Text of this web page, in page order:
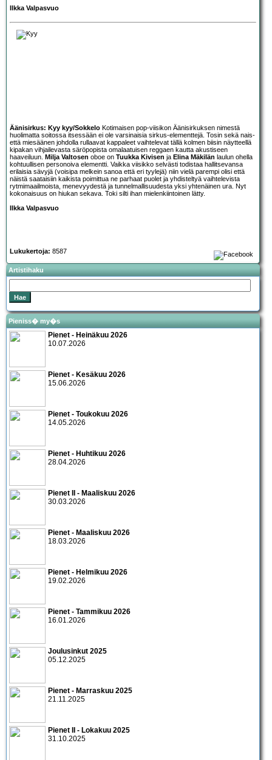
Ilkka Valpasvuo
Äänisirkus: Kyy kyy/Sokkelo Kotimaisen pop-viisikon Äänisirkuksen nimestä
huolimatta soitossa itsessään ei ole varsinaisia sirkus-elementtejä. Tosin sekä nais-
että miesäänen johdolla rullaavat kappaleet vaihtelevat tällä kolmen biisin näytteellä
kipakan vihjailevasta säröpopista omalaatuisen reggaen kautta akustiseen
haaveiluun. Milja Valtosen oboe on Tuukka Kivisen ja Elina Mäkilän laulun ohella
kohtuullisen personoiva elementti. Vaikka viisikko selvästi todistaa hallitsevansa
erilaisia sävyjä (voisipa melkein sanoa että eri tyylejä) niin vielä parempi olisi että
näistä saataisiin kaikista poimittua ne parhaat puolet ja yhdisteltyä vaihtelevista
rytmimaailmoista, menevyydestä ja tunnelmallisuudesta yksi yhtenäinen ura. Nyt
kokonaisuus on hiukan sekava. Toki silti ihan mielenkiintoinen lätty.
Ilkka Valpasvuo
Lukukertoja: 8587
Artistihaku
Pieniss� my�s
Pienet - Heinäkuu 2026
10.07.2026
Pienet - Kesäkuu 2026
15.06.2026
Pienet - Toukokuu 2026
14.05.2026
Pienet - Huhtikuu 2026
28.04.2026
Pienet II - Maaliskuu 2026
30.03.2026
Pienet - Maaliskuu 2026
18.03.2026
Pienet - Helmikuu 2026
19.02.2026
Pienet - Tammikuu 2026
16.01.2026
Joulusinkut 2025
05.12.2025
Pienet - Marraskuu 2025
21.11.2025
Pienet II - Lokakuu 2025
31.10.2025